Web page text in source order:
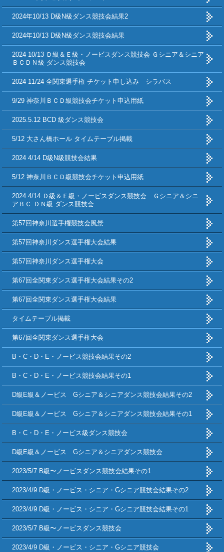
2024年10/13 D級N級ダンス競技会結果2
2024年10/13 D級N級ダンス競技会結果
2024 10/13 Ｄ級＆Ｅ級・ノービスダンス競技会 Ｇシニア＆シニア
ＢＣＤＮ級 ダンス競技会
2024 11/24 全関東選手権 チケット申し込み シラバス
9/29 神奈川ＢＣＤ級競技会チケット申込用紙
2025.5.12 BCD 級ダンス競技会
5/12 大さん橋ホール タイムテーブル掲載
2024 4/14 D級N級競技会結果
5/12 神奈川ＢＣＤ級競技会チケット申込用紙
2024 4/14 Ｄ級＆Ｅ級・ノービスダンス競技会 Ｇシニア＆シニ
アＢＣ ＤＮ級 ダンス競技会
第57回神奈川選手権競技会風景
第57回神奈川ダンス選手権大会結果
第57回神奈川ダンス選手権大会
第67回全関東ダンス選手権大会結果その2
第67回全関東ダンス選手権大会結果
タイムテーブル掲載
第67回全関東ダンス選手権大会
B・C・D・E・ノービス競技会結果その2
B・C・D・E・ノービス競技会結果その1
D級E級＆ノービス Gシニア＆シニアダンス競技会結果その2
D級E級＆ノービス Gシニア＆シニアダンス競技会結果その1
B・C・D・E・ノービス級ダンス競技会
D級E級＆ノービス Gシニア＆シニアダンス競技会
2023/5/7 B級〜ノービスダンス競技会結果その1
2023/4/9 D級・ノービス・シニア・Gシニア競技会結果その2
2023/4/9 D級・ノービス・シニア・Gシニア競技会結果その1
2023/5/7 B級〜ノービスダンス競技会
2023/4/9 D級・ノービス・シニア・Gシニア競技会